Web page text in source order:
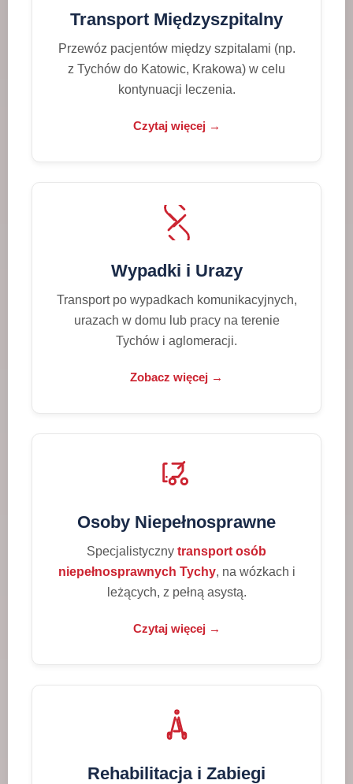
Transport Międzyszpitalny
Przewóz pacjentów między szpitalami (np.
z Tychów do Katowic, Krakowa) w celu
kontynuacji leczenia.
Czytaj więcej →
Wypadki i Urazy
Transport po wypadkach komunikacyjnych,
urazach w domu lub pracy na terenie
Tychów i aglomeracji.
Zobacz więcej →
Osoby Niepełnosprawne
Specjalistyczny transport osób
niepełnosprawnych Tychy, na wózkach i
leżących, z pełną asystą.
Czytaj więcej →
Rehabilitacja i Zabiegi